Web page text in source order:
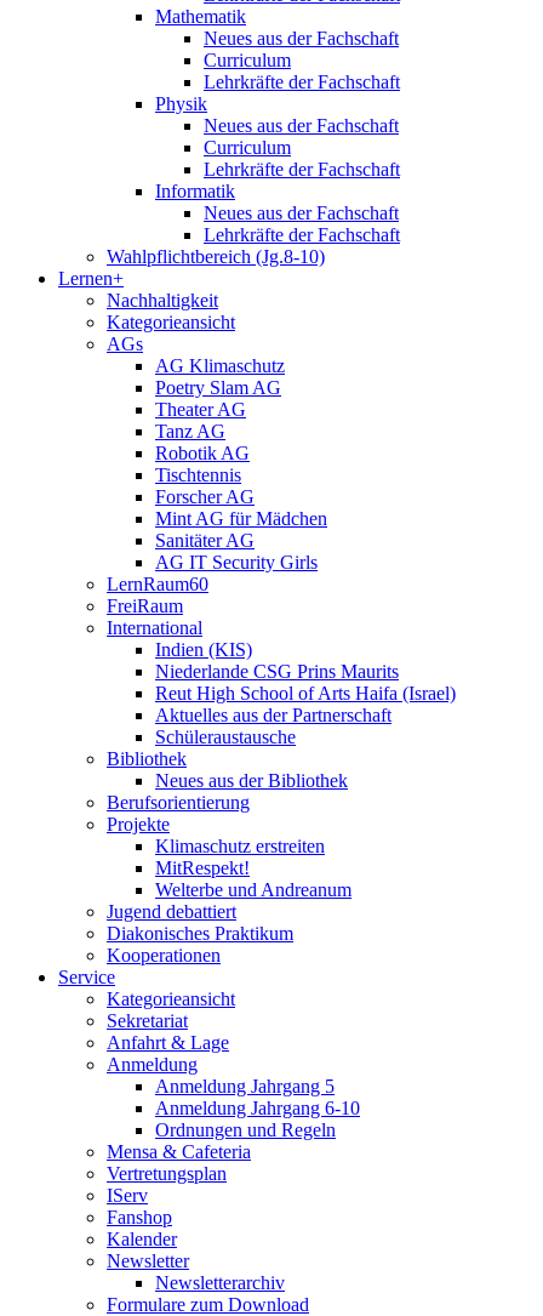
Mathematik
Neues aus der Fachschaft
Curriculum
Lehrkräfte der Fachschaft
Physik
Neues aus der Fachschaft
Curriculum
Lehrkräfte der Fachschaft
Informatik
Neues aus der Fachschaft
Lehrkräfte der Fachschaft
Wahlpflichtbereich (Jg.8-10)
Lernen+
Nachhaltigkeit
Kategorieansicht
AGs
AG Klimaschutz
Poetry Slam AG
Theater AG
Tanz AG
Robotik AG
Tischtennis
Forscher AG
Mint AG für Mädchen
Sanitäter AG
AG IT Security Girls
LernRaum60
FreiRaum
International
Indien (KIS)
Niederlande CSG Prins Maurits
Reut High School of Arts Haifa (Israel)
Aktuelles aus der Partnerschaft
Schüleraustausche
Bibliothek
Neues aus der Bibliothek
Berufsorientierung
Projekte
Klimaschutz erstreiten
MitRespekt!
Welterbe und Andreanum
Jugend debattiert
Diakonisches Praktikum
Kooperationen
Service
Kategorieansicht
Sekretariat
Anfahrt & Lage
Anmeldung
Anmeldung Jahrgang 5
Anmeldung Jahrgang 6-10
Ordnungen und Regeln
Mensa & Cafeteria
Vertretungsplan
IServ
Fanshop
Kalender
Newsletter
Newsletterarchiv
Formulare zum Download